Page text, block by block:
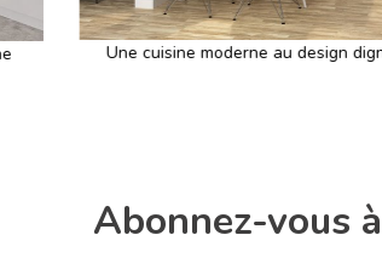
Une cuisine moderne au design digne
Abonnez-vous